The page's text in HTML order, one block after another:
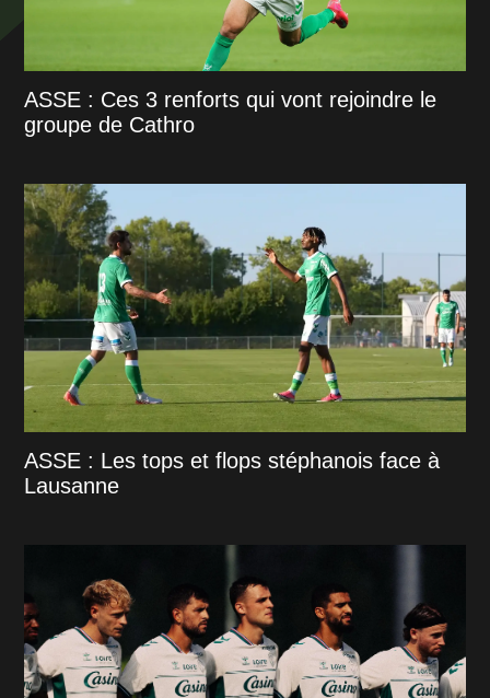
ASSE : Ces 3 renforts qui vont rejoindre le
groupe de Cathro
ASSE : Les tops et flops stéphanois face à
Lausanne